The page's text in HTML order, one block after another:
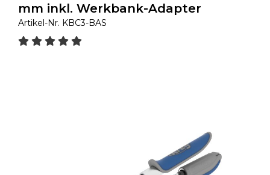
mm inkl. Werkbank-Adapter
Artikel-Nr. KBC3-BAS